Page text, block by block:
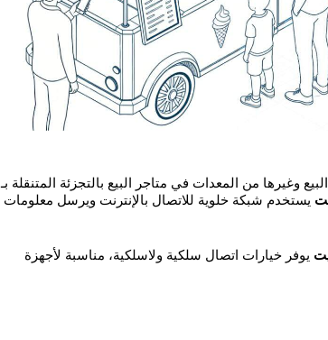
وغيرها من المعدات في متاجر البيع بالتجزئة المتنقلة بـ
يستخدم شبكة خلوية للاتصال بالإنترنت ويرسل معلومات
يوفر خيارات اتصال سلكية ولاسلكية، مناسبة لأجهزة